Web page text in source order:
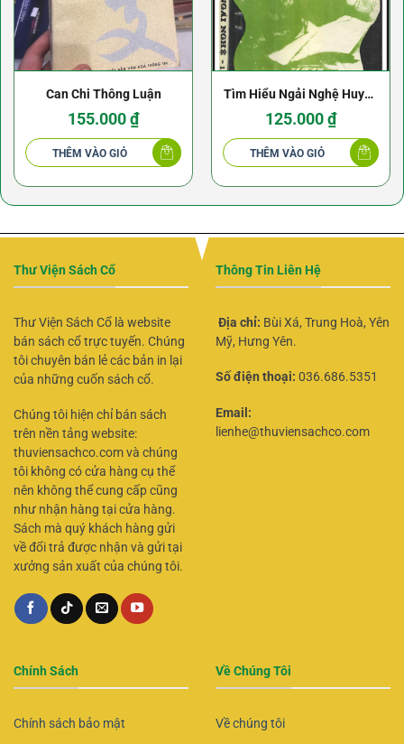
Can Chi Thông Luận
155.000₫
THÊM VÀO GIỎ
Tìm Hiểu Ngải Nghệ Huyền
Bí
125.000₫
THÊM VÀO GIỎ
Thư Viện Sách Cổ
Thư Viện Sách Cổ là website
bán sách cổ trực tuyến. Chúng
tôi chuyên bán lẻ các bản in lại
của những cuốn sách cổ.
Chúng tôi hiện chỉ bán sách
trên nền tảng website:
thuviensachco.com và chúng
tôi không có cửa hàng cụ thể
nên không thể cung cấp cũng
như nhận hàng tại cửa hàng.
Sách mà quý khách hàng gửi
về đổi trả được nhận và gửi tại
xưởng sản xuất của chúng tôi.
Thông Tin Liên Hệ
Địa chỉ: Bùi Xá, Trung Hoà, Yên
Mỹ, Hưng Yên.
Số điện thoại: 036.686.5351
Email:
lienhe@thuviensachco.com
Chính Sách
Chính sách bảo mật
Về Chúng Tôi
Về chúng tôi